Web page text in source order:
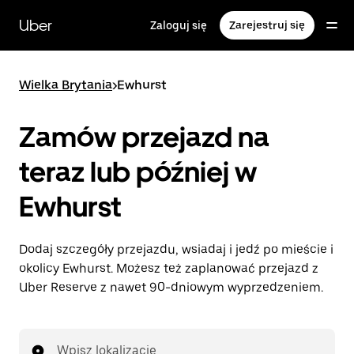
głównej
zawartości
Uber Zaloguj się Zarejestruj się
Wielka Brytania>Ewhurst
Zamów przejazd na
teraz lub później w
Ewhurst
Dodaj szczegóły przejazdu, wsiadaj i jedź po mieście i
okolicy Ewhurst. Możesz też zaplanować przejazd z
Uber Reserve z nawet 90-dniowym wyprzedzeniem.
Wpisz lokalizację